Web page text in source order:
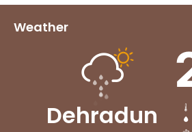
Weather
Dehradun